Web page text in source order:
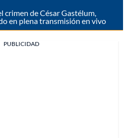
crimen de César Gastélum,
en plena transmisión en vivo
PUBLICIDAD